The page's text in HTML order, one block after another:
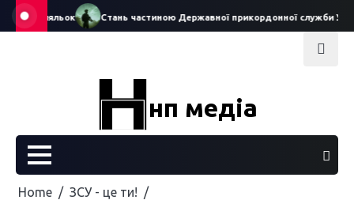
Skip
ляльок Стань частиною Державної прикордонної служби України
нп медіа
Home
ЗСУ - це ти!